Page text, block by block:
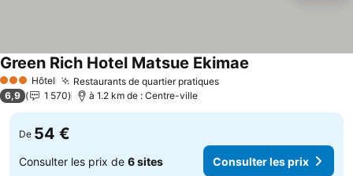
3 ÉtoilesHôtel Restaurants de quartier pratiquesConsulter les prix
Green Rich Hotel Matsue Ekimae
6,9 1 570 à 1.2 km de : Centre-ville
De 54 €
Consulter les prix de 6 sites Consulter les prix